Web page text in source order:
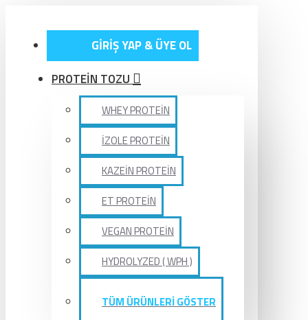
GİRİŞ YAP & ÜYE OL
PROTEİN TOZU
WHEY PROTEİN
İZOLE PROTEİN
KAZEİN PROTEİN
ET PROTEİN
VEGAN PROTEİN
HYDROLYZED ( WPH )
TÜM ÜRÜNLERİ GÖSTER